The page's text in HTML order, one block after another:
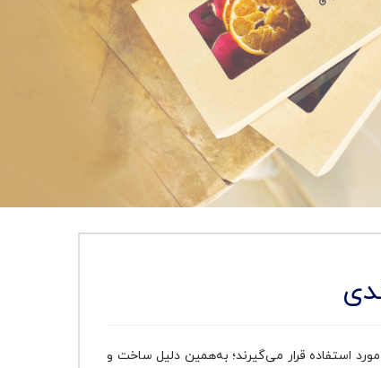
استفاده قرار می‌گیرند؛ به‌همین دلیل ساخت و